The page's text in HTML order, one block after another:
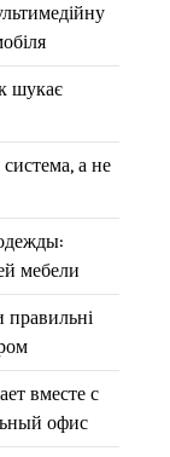
шукає
а не
мебели
правильні
вместе с
офис